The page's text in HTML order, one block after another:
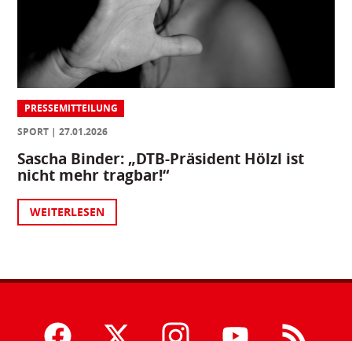
PRESSEMITTEILUNG
SPORT
27.01.2026
Sascha Binder: „DTB-Präsident Hölzl ist
nicht mehr tragbar!“
WEITERLESEN